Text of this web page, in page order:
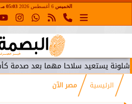
الخميس 05:03 مـ
سلاحا مهما بعد صدمة كأس العالم
الرئيسية مصر الآن